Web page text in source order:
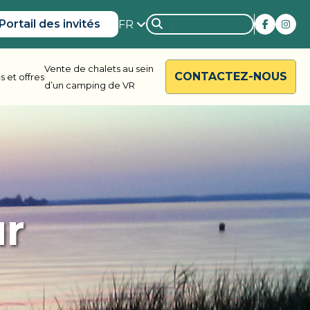
Portail des invités FR
River
Bay
Nestle In
Acres
Silent Valley
Valley
Victoria Harbour
et offres
Vente de chalets au sein
d’un camping de VR
CONTACTEZ-NOUS